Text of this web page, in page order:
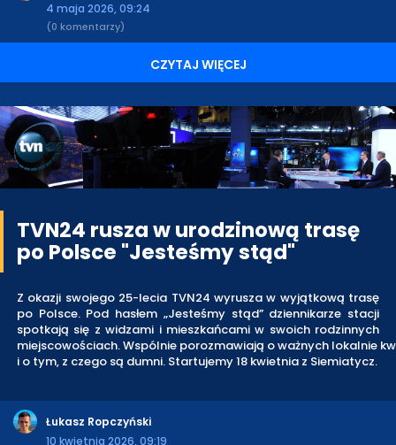
4 maja 2026, 09:24
(0 komentarzy)
CZYTAJ WIĘCEJ
TVN24 rusza w urodzinową trasę
po Polsce "Jesteśmy stąd"
Z okazji swojego 25-lecia TVN24 wyrusza w wyjątkową trasę
po Polsce. Pod hasłem „Jesteśmy stąd” dziennikarze stacji
spotkają się z widzami i mieszkańcami w swoich rodzinnych
miejscowościach. Wspólnie porozmawiają o ważnych lokalnie
i o tym, z czego są dumni. Startujemy 18 kwietnia z Siemiatycz.
Łukasz Ropczyński
10 kwietnia 2026, 09:19